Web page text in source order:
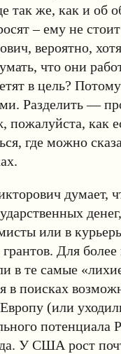
так же, как и об
– ему не
вероятно,
что они
в цель?
Разделить —
пожалуйста, как
где можно
думает,
или в
грантов. Для
в те самые
в поисках
(или
У США рост